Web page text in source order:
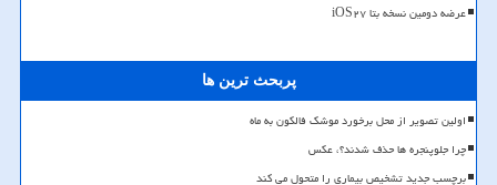
عرضه دومین نسخه بتا iOS۲۷
پربحث ترین ها
اولین تصویر از محل برخورد موشک فالکون به ماه
چرا جلوپنجره ها حذف شدند؟، عکس
برچسب جدید تشخیص بیماری را متحول می کند